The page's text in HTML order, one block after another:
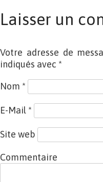
Laisser un
Votre adresse de
indiqués avec *
Nom *
E-Mail *
Site web
Commentaire